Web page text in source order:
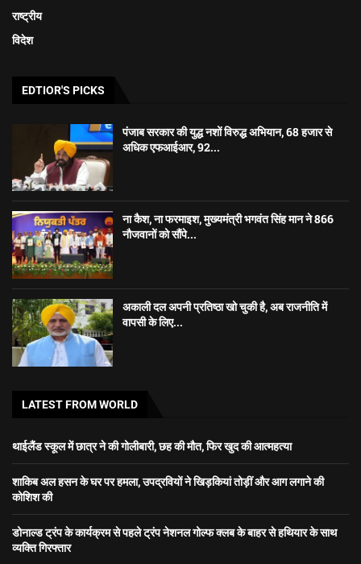
राष्ट्रीय
विदेश
EDTIOR'S PICKS
पंजाब सरकार की युद्ध नशों विरुद्ध अभियान, 68 हजार से
अधिक एफआईआर, 92...
ना कैश, ना फरमाइश, मुख्यमंत्री भगवंत सिंह मान ने 866
नौजवानों को सौंपे...
अकाली दल अपनी प्रतिष्ठा खो चुकी है, अब राजनीति में
वापसी के लिए...
LATEST FROM WORLD
थाईलैंड स्कूल में छात्र ने की गोलीबारी, छह की मौत, फिर खुद की आत्महत्या
शाकिब अल हसन के घर पर हमला, उपद्रवियों ने खिड़कियां तोड़ीं और आग लगाने की
कोशिश की
डोनाल्ड ट्रंप के कार्यक्रम से पहले ट्रंप नेशनल गोल्फ क्लब के बाहर से हथियार के साथ
व्यक्ति गिरफ्तार